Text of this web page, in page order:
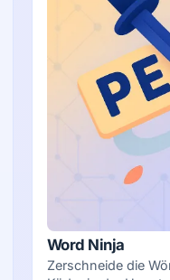
Word Ninja
Zerschneide die